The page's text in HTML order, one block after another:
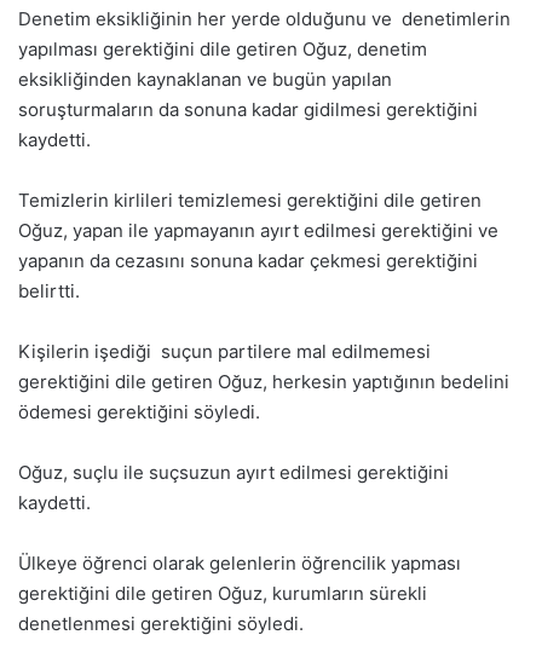
Denetim eksikliğinin her yerde olduğunu ve denetimlerin
yapılması gerektiğini dile getiren Oğuz, denetim
eksikliğinden kaynaklanan ve bugün yapılan
soruşturmaların da sonuna kadar gidilmesi gerektiğini
kaydetti.
Temizlerin kirlileri temizlemesi gerektiğini dile getiren
Oğuz, yapan ile yapmayanın ayırt edilmesi gerektiğini ve
yapanın da cezasını sonuna kadar çekmesi gerektiğini
belirtti.
Kişilerin işediği suçun partilere mal edilmemesi
gerektiğini dile getiren Oğuz, herkesin yaptığının bedelini
ödemesi gerektiğini söyledi.
Oğuz, suçlu ile suçsuzun ayırt edilmesi gerektiğini
kaydetti.
Ülkeye öğrenci olarak gelenlerin öğrencilik yapması
gerektiğini dile getiren Oğuz, kurumların sürekli
denetlenmesi gerektiğini söyledi.